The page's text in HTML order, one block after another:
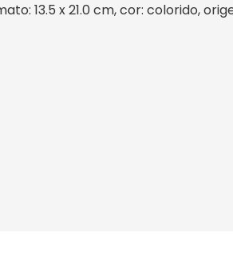
13.5 x 21.0 cm, cor: colorido,